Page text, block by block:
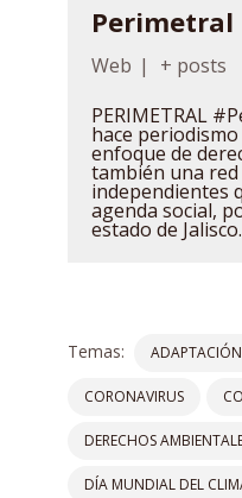
Perimetral
Web |
+ posts
PERIMETRAL
hace
enfoque de
también una red
independientes
agenda social,
estado de Jalisco.
Temas:
CORONAVIRUS
DERECHOS
DÍA MUNDIAL DEL